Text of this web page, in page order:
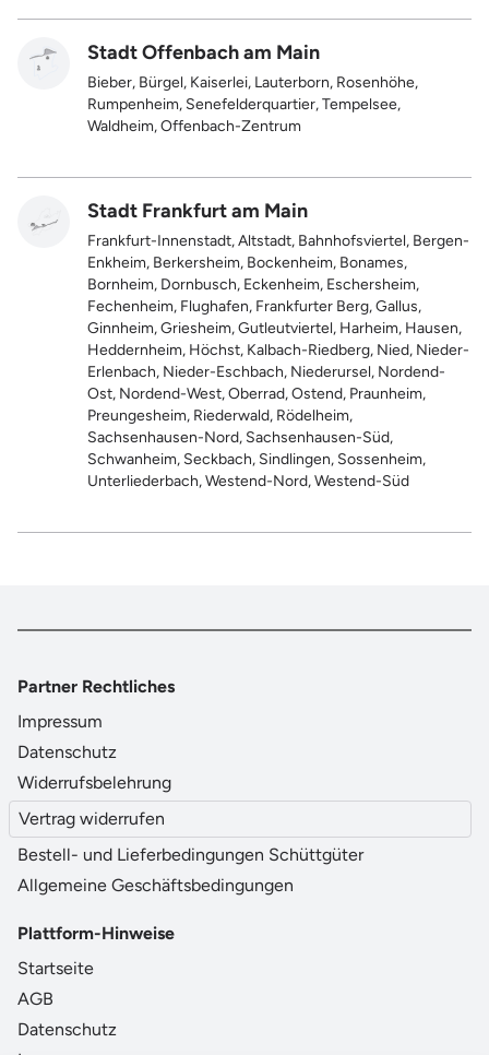
Stadt Offenbach am Main
Bieber, Bürgel, Kaiserlei, Lauterborn, Rosenhöhe,
Rumpenheim, Senefelderquartier, Tempelsee,
Waldheim, Offenbach-Zentrum
Stadt Frankfurt am Main
Frankfurt-Innenstadt, Altstadt, Bahnhofsviertel, Bergen-
Enkheim, Berkersheim, Bockenheim, Bonames,
Bornheim, Dornbusch, Eckenheim, Eschersheim,
Fechenheim, Flughafen, Frankfurter Berg, Gallus,
Ginnheim, Griesheim, Gutleutviertel, Harheim, Hausen,
Heddernheim, Höchst, Kalbach-Riedberg, Nied, Nieder-
Erlenbach, Nieder-Eschbach, Niederursel, Nordend-
Ost, Nordend-West, Oberrad, Ostend, Praunheim,
Preungesheim, Riederwald, Rödelheim,
Sachsenhausen-Nord, Sachsenhausen-Süd,
Schwanheim, Seckbach, Sindlingen, Sossenheim,
Unterliederbach, Westend-Nord, Westend-Süd
Partner Rechtliches
Impressum
Datenschutz
Widerrufsbelehrung
Vertrag widerrufen
Bestell- und Lieferbedingungen Schüttgüter
Allgemeine Geschäftsbedingungen
Plattform-Hinweise
Startseite
AGB
Datenschutz